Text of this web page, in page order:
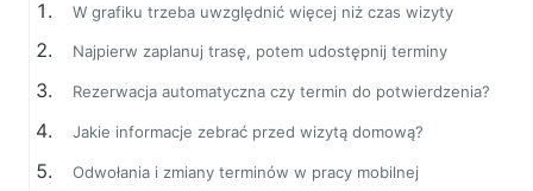
W grafiku trzeba uwzględnić więcej niż czas wizyty
Najpierw zaplanuj trasę, potem udostępnij terminy
Rezerwacja automatyczna czy termin do potwierdzenia?
Jakie informacje zebrać przed wizytą domową?
Odwołania i zmiany terminów w pracy mobilnej